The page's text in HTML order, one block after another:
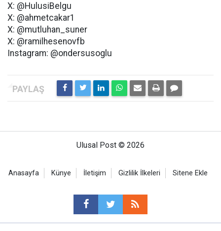
X: @HulusiBelgu
X: @ahmetcakar1
X: @mutluhan_suner
X: @ramilhesenovfb
Instagram: @ondersusoglu
Ulusal Post © 2026
Anasayfa Künye İletişim Gizlilik İlkeleri Sitene Ekle